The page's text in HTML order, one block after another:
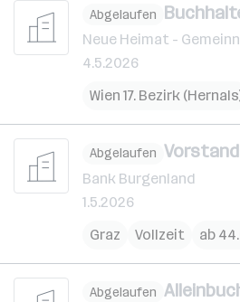
Abgelaufen
Neue Heimat -
4.5.2026
Wien 17. Bezirk
Abgelaufen
Bank Burgenland
1.5.2026
Graz
Vollzeit ab
Abgelaufen